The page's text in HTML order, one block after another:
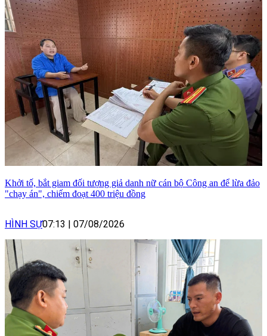
Khởi tố, bắt giam đối tượng giả danh nữ cán bộ Công an để lừa đảo
"chạy án", chiếm đoạt 400 triệu đồng
HÌNH SỰ07:13 07/08/2026